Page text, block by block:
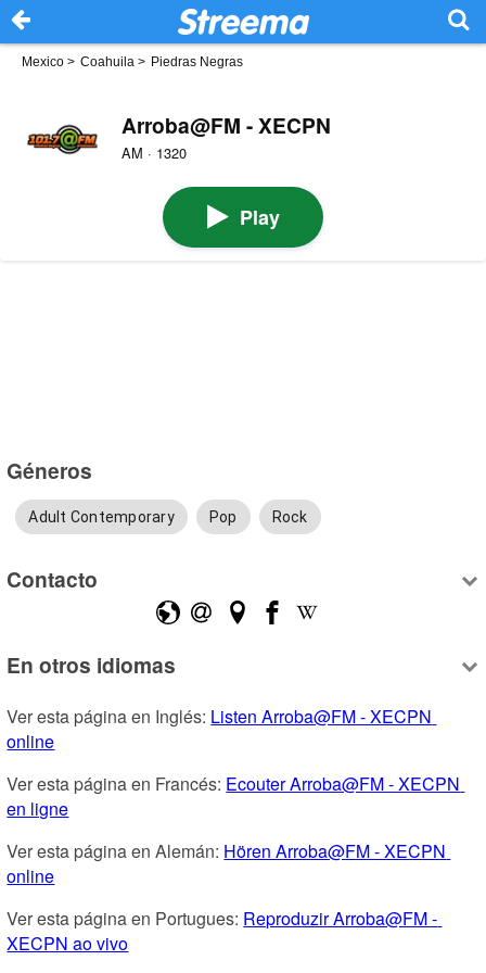
Mexico > Coahuila > Piedras Negras
Arroba@FM - XECPN
AM · 1320
Play
Géneros
Adult Contemporary Pop Rock
Contacto
En otros idiomas
Ver esta página en Inglés: Listen Arroba@FM - XECPN
online
Ver esta página en Francés: Ecouter Arroba@FM - XECPN
en ligne
Ver esta página en Alemán: Hören Arroba@FM - XECPN
online
Ver esta página en Portugues: Reproduzir Arroba@FM -
XECPN ao vivo